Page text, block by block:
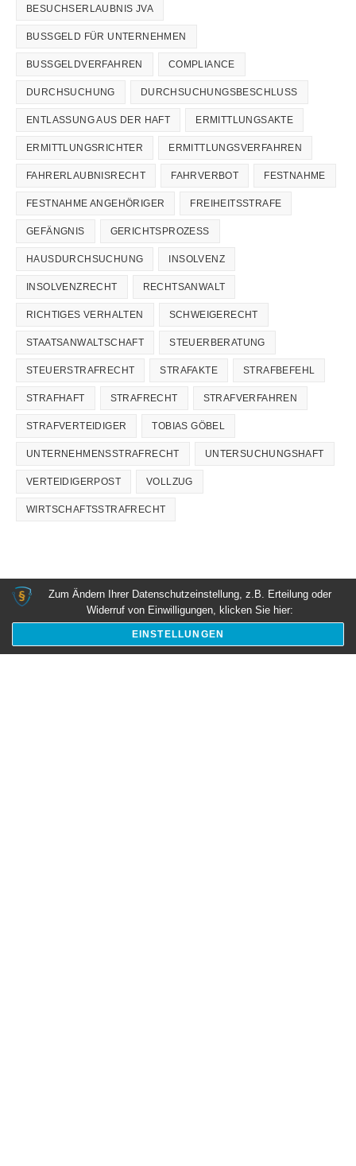
BESUCHSERLAUBNIS JVA
BUSSGELD FÜR UNTERNEHMEN
BUSSGELDVERFAHREN COMPLIANCE
DURCHSUCHUNG DURCHSUCHUNGSBESCHLUSS
ENTLASSUNG AUS DER HAFT ERMITTLUNGSAKTE
ERMITTLUNGSRICHTER ERMITTLUNGSVERFAHREN
FAHRERLAUBNISRECHT FAHRVERBOT FESTNAHME
FESTNAHME ANGEHÖRIGER FREIHEITSSTRAFE
GEFÄNGNIS GERICHTSPROZESS
HAUSDURCHSUCHUNG INSOLVENZ
INSOLVENZRECHT RECHTSANWALT
RICHTIGES VERHALTEN SCHWEIGERECHT
STAATSANWALTSCHAFT STEUERBERATUNG
STEUERSTRAFRECHT STRAFAKTE STRAFBEFEHL
STRAFHAFT STRAFRECHT STRAFVERFAHREN
STRAFVERTEIDIGER TOBIAS GÖBEL
UNTERNEHMENSSTRAFRECHT UNTERSUCHUNGSHAFT
VERTEIDIGERPOST VOLLZUG
WIRTSCHAFTSSTRAFRECHT
26. März 2021
Einziehung und Arrest ihres Vermögens -
Zum Ändern Ihrer Datenschutzeinstellung, z.B. Erteilung oder
Widerruf von Einwilligungen, klicken Sie hier:
EINSTELLUNGEN